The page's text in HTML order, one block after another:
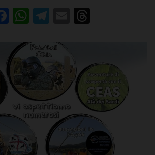
Facebook
WhatsApp
Telegram
Email